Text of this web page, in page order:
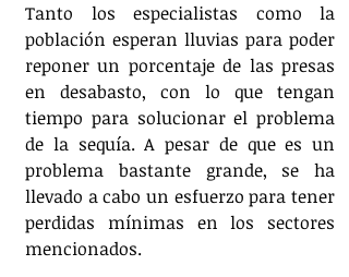
Tanto los especialistas como la
población esperan lluvias para poder
reponer un porcentaje de las presas
en desabasto, con lo que tengan
tiempo para solucionar el problema
de la sequía. A pesar de que es un
problema bastante grande, se ha
llevado a cabo un esfuerzo para tener
perdidas mínimas en los sectores
mencionados.